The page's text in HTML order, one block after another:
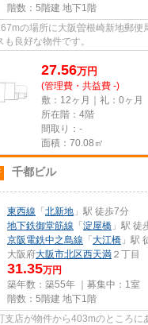
階数：5階建 地下1階
の場所に大阪曽根崎新地郵便
良好な物件です。
27.56万円
(管理費・共益費 -)
敷：12ヶ月｜礼：0ヶ月
所在階：4階
間取り：-
面積：70.08㎡
千都ビル
東西線 「 北新地 」駅 徒歩7分
地下鉄御堂筋線 「 淀屋橋 」駅 徒
京阪電鉄中之島線 「 大江橋 」駅
大阪府大阪市北区西天満 ２丁目
31.35万円
築年数：築55年 ｜募集中： 1室
階数：5階建 地下1階
支店が物件から403mのところに